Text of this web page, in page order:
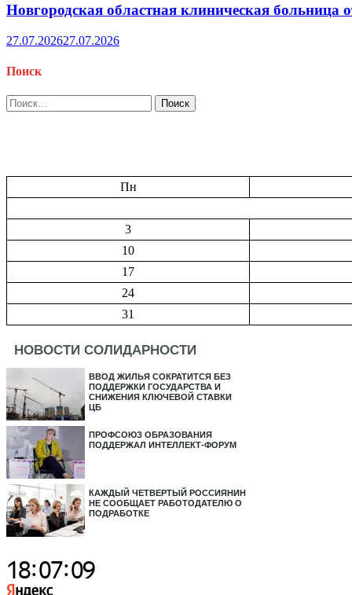
Новгородская областная клиническая больница
27.07.202627.07.2026
Поиск
Найти:
Пн
3
10
17
24
31
НОВОСТИ СОЛИДАРНОСТИ
ВВОД ЖИЛЬЯ СОКРАТИТСЯ БЕЗ
ПОДДЕРЖКИ ГОСУДАРСТВА И
СНИЖЕНИЯ КЛЮЧЕВОЙ СТАВКИ
ЦБ
ПРОФСОЮЗ ОБРАЗОВАНИЯ
ПОДДЕРЖАЛ ИНТЕЛЛЕКТ-ФОРУМ
КАЖДЫЙ ЧЕТВЕРТЫЙ РОССИЯНИН
НЕ СООБЩАЕТ РАБОТОДАТЕЛЮ О
ПОДРАБОТКЕ